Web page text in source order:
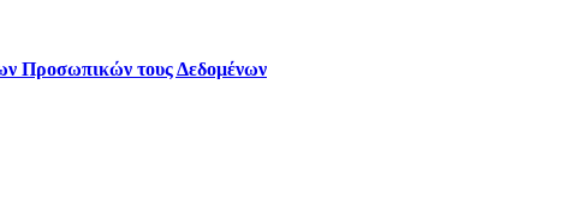
Προσωπικών τους Δεδομένων